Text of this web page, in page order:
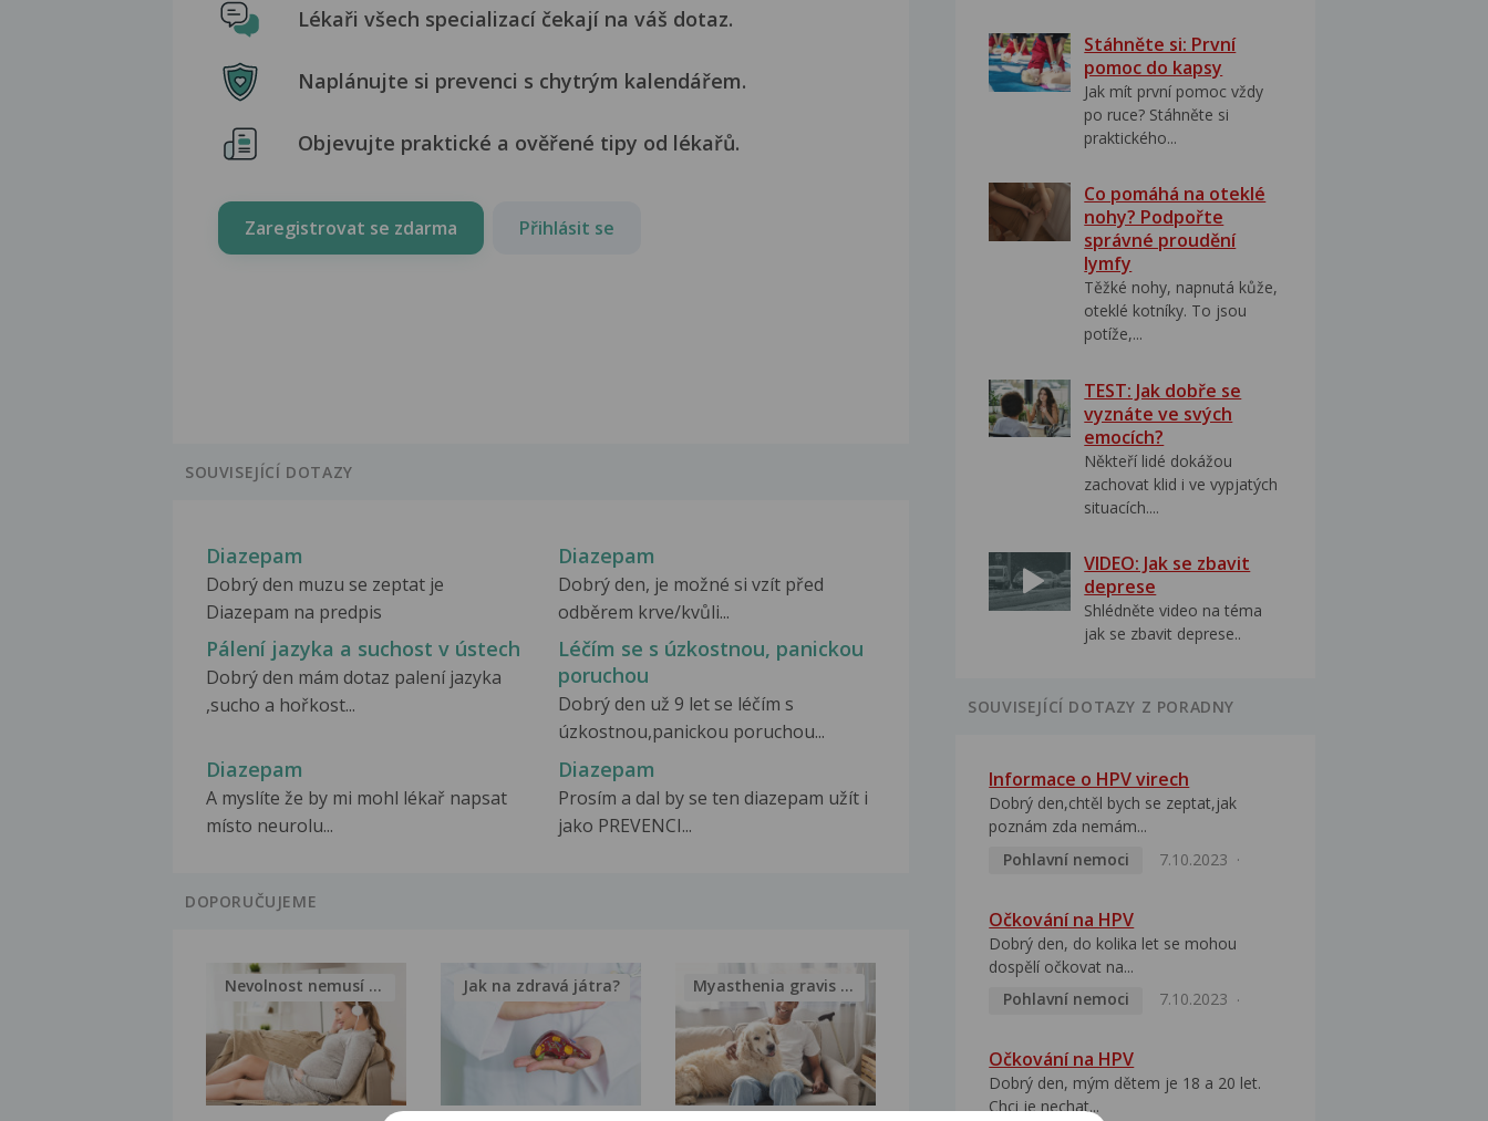
Lékaři všech specializací čekají na váš dotaz.
Naplánujte si prevenci s chytrým kalendářem.
Objevujte praktické a ověřené tipy od lékařů.
Zaregistrovat se zdarma Přihlásit se
SOUVISEJÍCÍ DOTAZY
Diazepam
Dobrý den muzu se zeptat je
Diazepam na predpis
Diazepam
Dobrý den, je možné si vzít před
odběrem krve/kvůli...
Pálení jazyka a suchost v ústech
Dobrý den mám dotaz palení jazyka
,sucho a hořkost...
Léčím se s úzkostnou, panickou
poruchou
Dobrý den už 9 let se léčím s
úzkostnou,panickou poruchou...
Diazepam
A myslíte že by mi mohl lékař napsat
místo neurolu...
Diazepam
Prosím a dal by se ten diazepam užít i
jako PREVENCI...
DOPORUČUJEME
Nevolnost nemusí být nutnou... Jak na zdravá játra? Myasthenia gravis – vše, co...
Stáhněte si: První
pomoc do kapsy
Jak mít první pomoc vždy
po ruce? Stáhněte si
praktického...
Co pomáhá na oteklé
nohy? Podpořte
správné proudění
lymfy
Těžké nohy, napnutá kůže,
oteklé kotníky. To jsou
potíže,...
TEST: Jak dobře se
vyznáte ve svých
emocích?
Někteří lidé dokážou
zachovat klid i ve vypjatých
situacích....
VIDEO: Jak se zbavit
deprese
Shlédněte video na téma
jak se zbavit deprese..
SOUVISEJÍCÍ DOTAZY Z PORADNY
Informace o HPV virech
Dobrý den,chtěl bych se zeptat,jak
poznám zda nemám...
Pohlavní nemoci
7.10.2023
Očkování na HPV
Dobrý den, do kolika let se mohou
dospělí očkovat na...
Pohlavní nemoci
7.10.2023
Očkování na HPV
Dobrý den, mým dětem je 18 a 20 let.
Chci je nechat...